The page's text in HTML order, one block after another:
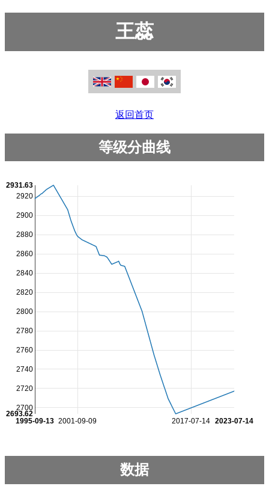
王蕊
返回首页
等级分曲线
2001-09-09 2017-07-14
1995-09-13 2023-07-14
2700
2720
2740
2760
2780
2800
2820
2840
2860
2880
2900
2920
2693.62
2931.63
数据